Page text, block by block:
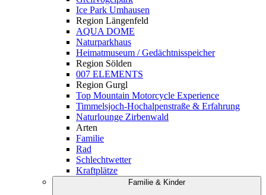
Ice Park Umhausen
Region Längenfeld
AQUA DOME
Naturparkhaus
Heimatmuseum / Gedächtnisspeicher
Region Sölden
007 ELEMENTS
Region Gurgl
Top Mountain Motorcycle Experience
Timmelsjoch-Hochalpenstraße & Erfahrung
Naturlounge Zirbenwald
Arten
Familie
Rad
Schlechtwetter
Kraftplätze
Familie & Kinder